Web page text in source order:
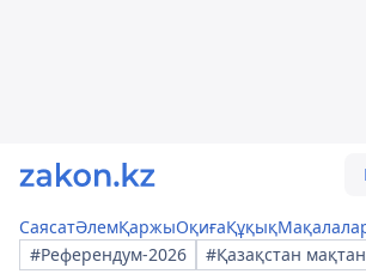
СаясатӘлемҚаржыОқиғаҚұқық
#Референдум-2026
#Қазақстан